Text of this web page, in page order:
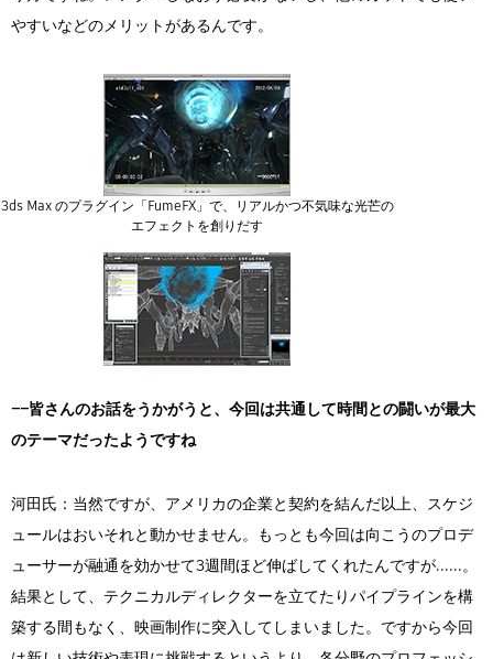
やすいなどのメリットがあるんです。
3ds Max のプラグイン「FumeFX」で、リアルかつ不気味な光芒の
エフェクトを創りだす
――皆さんのお話をうかがうと、今回は共通して時間との闘いが最大
のテーマだったようですね
河田氏：当然ですが、アメリカの企業と契約を結んだ以上、スケジ
ュールはおいそれと動かせません。もっとも今回は向こうのプロデ
ューサーが融通を効かせて3週間ほど伸ばしてくれたんですが......。
結果として、テクニカルディレクターを立てたりパイプラインを構
築する間もなく、映画制作に突入してしまいました。ですから今回